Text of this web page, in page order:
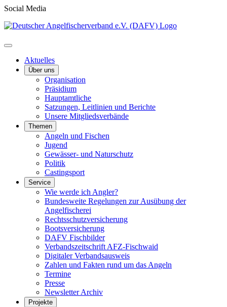
Social Media
Aktuelles
Über uns
Organisation
Präsidium
Hauptamtliche
Satzungen, Leitlinien und Berichte
Unsere Mitgliedsverbände
Themen
Angeln und Fischen
Jugend
Gewässer- und Naturschutz
Politik
Castingsport
Service
Wie werde ich Angler?
Bundesweite Regelungen zur Ausübung der
Angelfischerei
Rechtsschutzversicherung
Bootsversicherung
DAFV Fischbilder
Verbandszeitschrift AFZ-Fischwaid
Digitaler Verbandsausweis
Zahlen und Fakten rund um das Angeln
Termine
Presse
Newsletter Archiv
Projekte